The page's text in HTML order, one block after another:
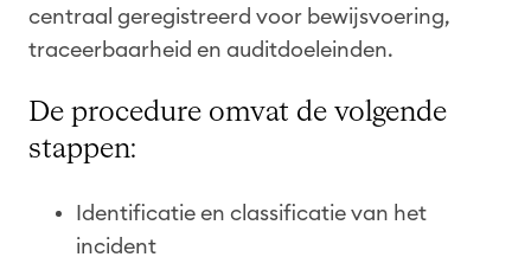
centraal geregistreerd voor bewijsvoering,
traceerbaarheid en auditdoeleinden.
De procedure omvat de volgende
stappen:
Identificatie en classificatie van het
incident